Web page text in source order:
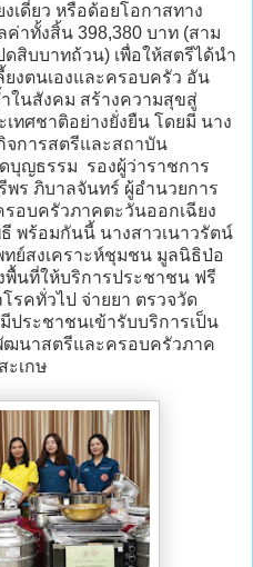
เดี่ยว หรือด้อยโอกาสทาง
าทั้งสิ้น 398,380 บาท (สาม
สิบบาทถ้วน) เพื่อให้สตรีได้นำ
งตนเองและครอบครัว อัน
ในสังคม สร้างความสุขสู่
ทศชาติอย่างยั่งยืน โดยมี นาง
การสตรีและสถาบัน
บุญธรรม รองผู้ว่าราชการ
พร ภิบาลจันทร์ ผู้อำนวยการ
อบครัวภาคตะวันออกเฉียง
พร้อมกันนี้ นางสาวเนาวรัตน์
ย์สงเคราะห์ชุมชน มูลนิธิป่อ
พื้นที่ให้บริการประชาชน ฟรี
รคทั่วไป จ่ายยา ตรวจวัด
ประชาชนเข้ารับบริการเป็น
ฒนาสตรีและครอบครัวภาค
ะเกษ